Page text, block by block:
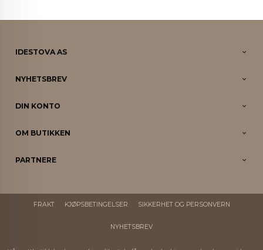
IDESTOVA AS
NYHETSBREV
DIN KONTO
OM BUTIKKEN
PARTNERE
FRAKT KJØPSBETINGELSER SIKKERHET OG PERSONVERN
NYHETSBREV